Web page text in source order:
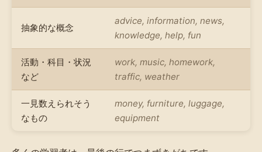
抽象的な概念
advice, information, news,
knowledge, help, fun
活動・科目・状況
など
work, music, homework,
traffic, weather
一見数えられそう
なもの
money, furniture, luggage,
equipment